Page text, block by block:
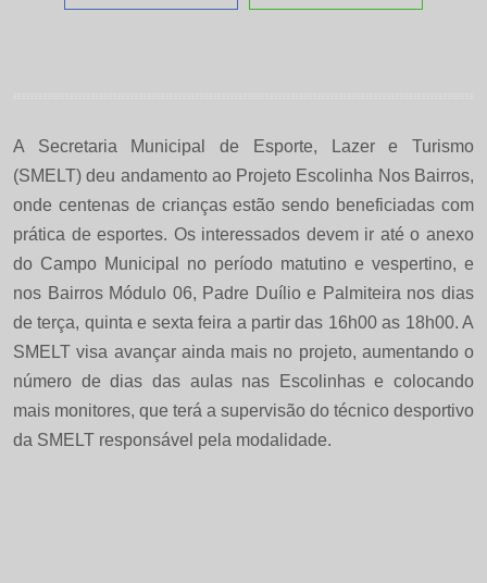
A Secretaria Municipal de Esporte, Lazer e Turismo
(SMELT) deu andamento ao Projeto Escolinha Nos Bairros,
onde centenas de crianças estão sendo beneficiadas com
prática de esportes. Os interessados devem ir até o anexo
do Campo Municipal no período matutino e vespertino, e
nos Bairros Módulo 06, Padre Duílio e Palmiteira nos dias
de terça, quinta e sexta feira a partir das 16h00 as 18h00. A
SMELT visa avançar ainda mais no projeto, aumentando o
número de dias das aulas nas Escolinhas e colocando
mais monitores, que terá a supervisão do técnico desportivo
da SMELT responsável pela modalidade.